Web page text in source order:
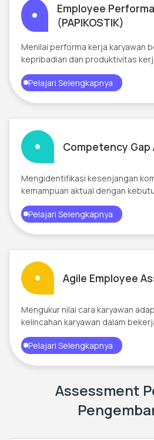
Employee
(PAPIKOSTIK)
Menilai performa kerja karyawan
kepribadian dan produktivitas
Pelajari Selengkapnya
Competency Gap
Mengidentifikasi kesenjangan
kemampuan aktual dengan
Pelajari Selengkapnya
Agile Employee
Mengukur nilai cara karyawan
kelincahan karyawan dalam
Pelajari Selengkapnya
Assessment